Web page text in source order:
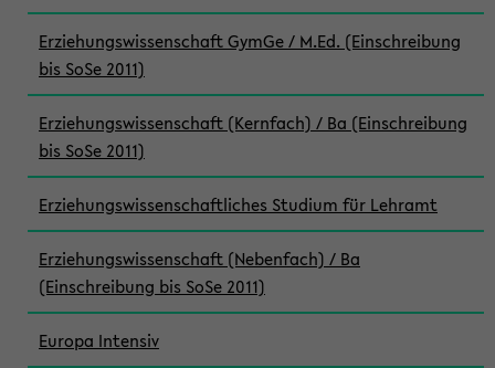
Erziehungswissenschaft GymGe / M.Ed. (Einschreibung
bis SoSe 2011)
Erziehungswissenschaft (Kernfach) / Ba (Einschreibung
bis SoSe 2011)
Erziehungswissenschaftliches Studium für Lehramt
Erziehungswissenschaft (Nebenfach) / Ba
(Einschreibung bis SoSe 2011)
Europa Intensiv